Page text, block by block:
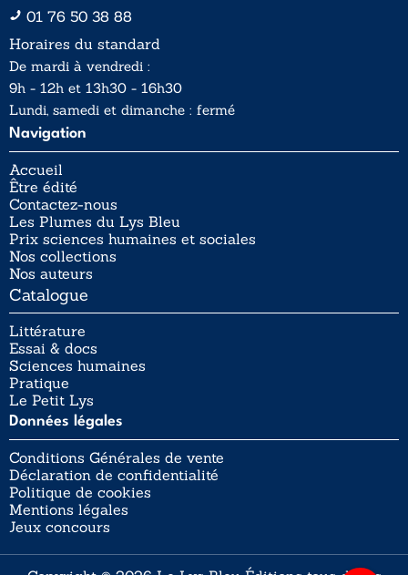
01 76 50 38 88
Horaires du standard
De mardi à vendredi :
9h - 12h et 13h30 - 16h30
Lundi, samedi et dimanche : fermé
Navigation
Accueil
Être édité
Contactez-nous
Les Plumes du Lys Bleu
Prix sciences humaines et sociales
Nos collections
Nos auteurs
Catalogue
Littérature
Essai & docs
Sciences humaines
Pratique
Le Petit Lys
Données légales
Conditions Générales de vente
Déclaration de confidentialité
Politique de cookies
Mentions légales
Jeux concours